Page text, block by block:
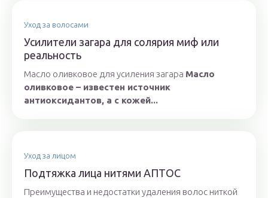
Уход за волосами
Усилители загара для солярия миф или
реальность
Масло оливковое для усиления загара Масло
оливковое – известен источник
антиоксидантов, а с кожей...
Уход за лицом
Подтяжка лица нитями АПТОС
Преимущества и недостатки удаления волос ниткой